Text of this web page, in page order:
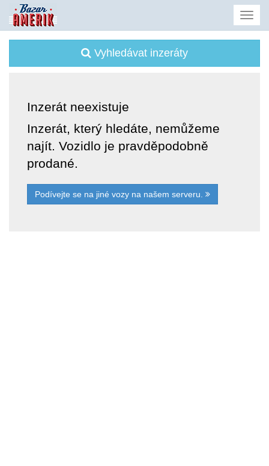
Vyhledávat inzeráty
Inzerát neexistuje
Inzerát, který hledáte, nemůžeme
najít. Vozidlo je pravděpodobně
prodané.
Podívejte se na jiné vozy na našem serveru.